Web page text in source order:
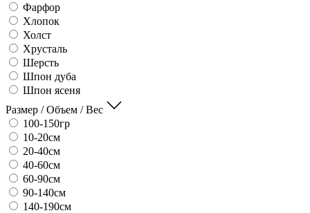
Фарфор
Хлопок
Холст
Хрусталь
Шерсть
Шпон дуба
Шпон ясеня
Размер / Объем / Вес
100-150гр
10-20см
20-40см
40-60см
60-90см
90-140см
140-190см